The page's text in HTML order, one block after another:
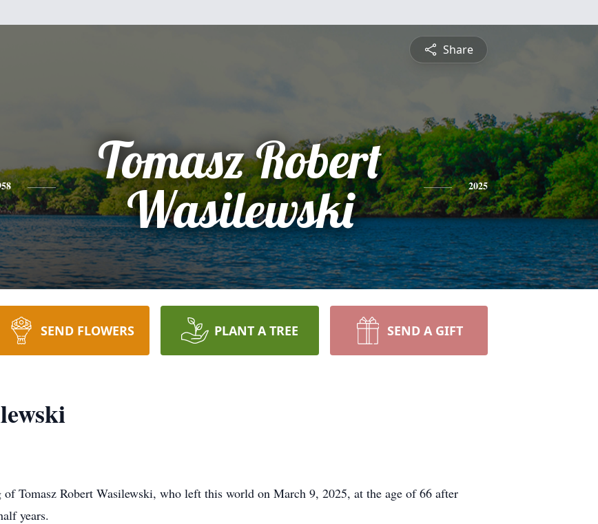
Share
Tomasz Robert
Wasilewski
2025
SEND FLOWERS PLANT A TREE SEND A GIFT
of Tomasz Robert Wasilewski, who left this world on March 9, 2025, at the age of 66 after
years.